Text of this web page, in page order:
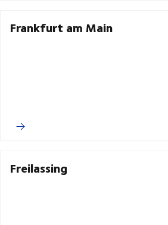
Frankfurt am Main
Freilassing